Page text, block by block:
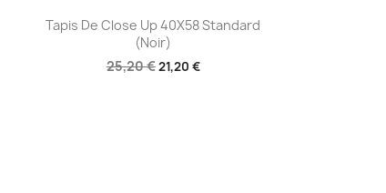
Aperçu rapide
Tapis De Close Up 40X58 Standard
(Noir)
25,20 €21,20 €